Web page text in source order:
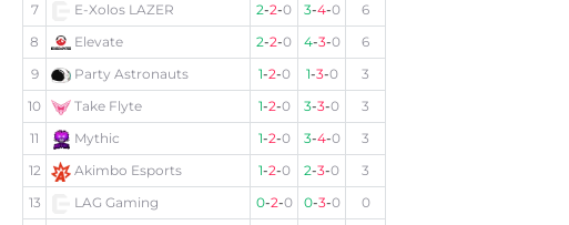
7
E-Xolos LAZER 2-2-0 3-4-0
6
8
Elevate 2-2-0 4-3-0
6
9
Party Astronauts 1-2-0 1-3-0
3
10
Take Flyte 1-2-0 3-3-0
3
11
Mythic 1-2-0 3-4-0
3
12
Akimbo Esports 1-2-0 2-3-0
3
13
LAG Gaming 0-2-0 0-3-0
0